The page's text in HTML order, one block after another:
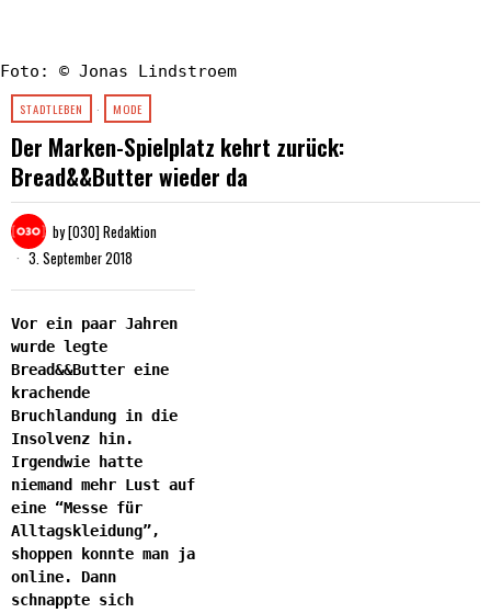
Foto: © Jonas Lindstroem
STADTLEBEN · MODE
Der Marken-Spielplatz kehrt zurück:
Bread&&Butter wieder da
by[030] Redaktion
3. September 2018
Vor ein paar Jahren
wurde legte
Bread&&Butter eine
krachende
Bruchlandung in die
Insolvenz hin.
Irgendwie hatte
niemand mehr Lust auf
eine “Messe für
Alltagskleidung”,
shoppen konnte man ja
online. Dann
schnappte sich